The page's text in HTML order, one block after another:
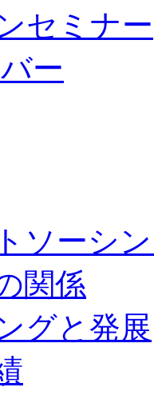
セミナー
ー
ソーシ
関係
グと発展